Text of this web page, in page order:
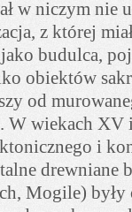
w niczym nie
z której
budulca,
obiektów
od
W wiekach
i
drewniane
Mogile) były